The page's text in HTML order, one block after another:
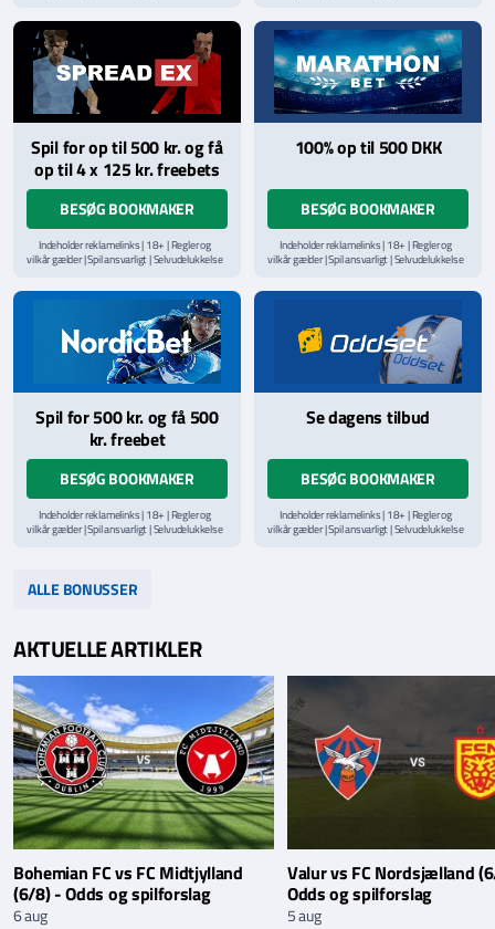
hjælpelinje påStopSpillet.dk
hjælpelinje påStopSpillet.dk
Læs vilkår og betingelserher
Spil for op til 500 kr. og få
op til 4 x 125 kr. freebets
BESØG BOOKMAKER
Indeholder reklamelinks | 18+ | Regler og
vilkår gælder | Spil ansvarligt | Selvudelukkelse
hjælpelinje påStopSpillet.dk
Læs vilkår og betingelserher
100% op til 500 DKK
BESØG BOOKMAKER
Indeholder reklamelinks | 18+ | Regler og
vilkår gælder | Spil ansvarligt | Selvudelukkelse
hjælpelinje påStopSpillet.dk
Spil for 500 kr. og få 500
kr. freebet
BESØG BOOKMAKER
Indeholder reklamelinks | 18+ | Regler og
vilkår gælder | Spil ansvarligt | Selvudelukkelse
Se dagens tilbud
BESØG BOOKMAKER
Indeholder reklamelinks | 18+ | Regler og
vilkår gælder | Spil ansvarligt | Selvudelukkelse
ALLE BONUSSER
AKTUELLE ARTIKLER
Bohemian FC vs FC Midtjylland
(6/8) - Odds og spilforslag
6 aug
Valur vs FC Nordsjælland
Odds og spilforslag
5 aug